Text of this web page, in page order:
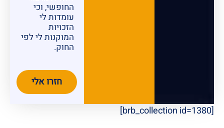
החופשי, וכי
עומדות לי
הזכויות
המוקנות לי לפי
החוק.
חזרו אלי
[brb_collection id=1380]